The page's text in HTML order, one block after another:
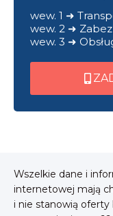
wew. 1 ➜
wew. 2 ➜
wew. 3 ➜
Wszelkie dane i
internetowej mają
i nie stanowią oferty